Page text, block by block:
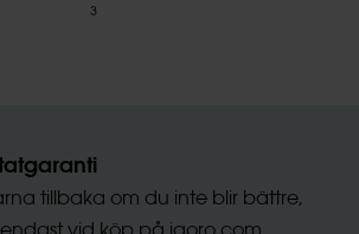
3
tillbaka om du inte blir bättre,